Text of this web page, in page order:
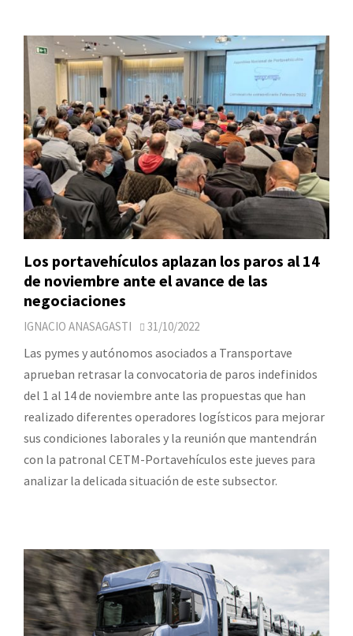
Los portavehículos aplazan los paros al 14
de noviembre ante el avance de las
negociaciones
IGNACIO ANASAGASTI 31/10/2022
Las pymes y autónomos asociados a Transportave
aprueban retrasar la convocatoria de paros indefinidos
del 1 al 14 de noviembre ante las propuestas que han
realizado diferentes operadores logísticos para mejorar
sus condiciones laborales y la reunión que mantendrán
con la patronal CETM-Portavehículos este jueves para
analizar la delicada situación de este subsector.